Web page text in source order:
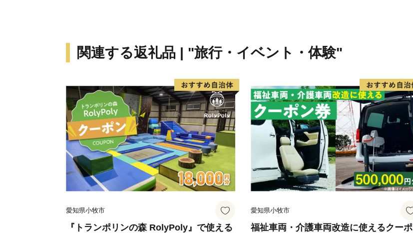
関連する返礼品 | "旅行・イベント・体験"
愛知県小牧市
『トランポリンの森 RolyPoly』で使える
愛知県小牧市
福祉車両・介護車両改造に使えるクーポ